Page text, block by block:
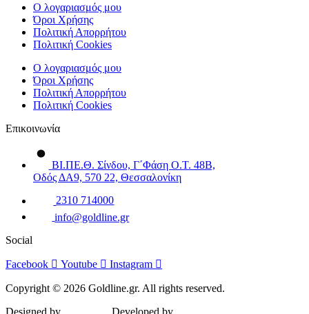
Ο λογαριασμός μου
Όροι Χρήσης
Πολιτική Απορρήτου
Πολιτική Cookies
Ο λογαριασμός μου
Όροι Χρήσης
Πολιτική Απορρήτου
Πολιτική Cookies
Επικοινωνία
ΒΙ.ΠΕ.Θ. Σίνδου, Γ΄Φάση Ο.Τ. 48Β,
Οδός ΔΑ9, 570 22, Θεσσαλονίκη
2310 714000
info@goldline.gr
Social
Facebook Youtube Instagram
Copyright © 2026 Goldline.gr. All rights reserved.
Designed by
. Developed by